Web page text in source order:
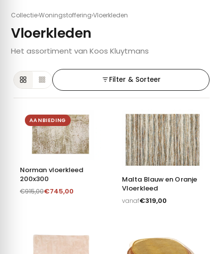
Collectie›Woningstoffering›Vloerkleden
Vloerkleden
Het assortiment van Koos Kluytmans
Filter & Sorteer
AANBIEDING
Norman vloerkleed
200x300
€915,00€745,00
Malta Blauw en Oranje
Vloerkleed
vanaf€319,00